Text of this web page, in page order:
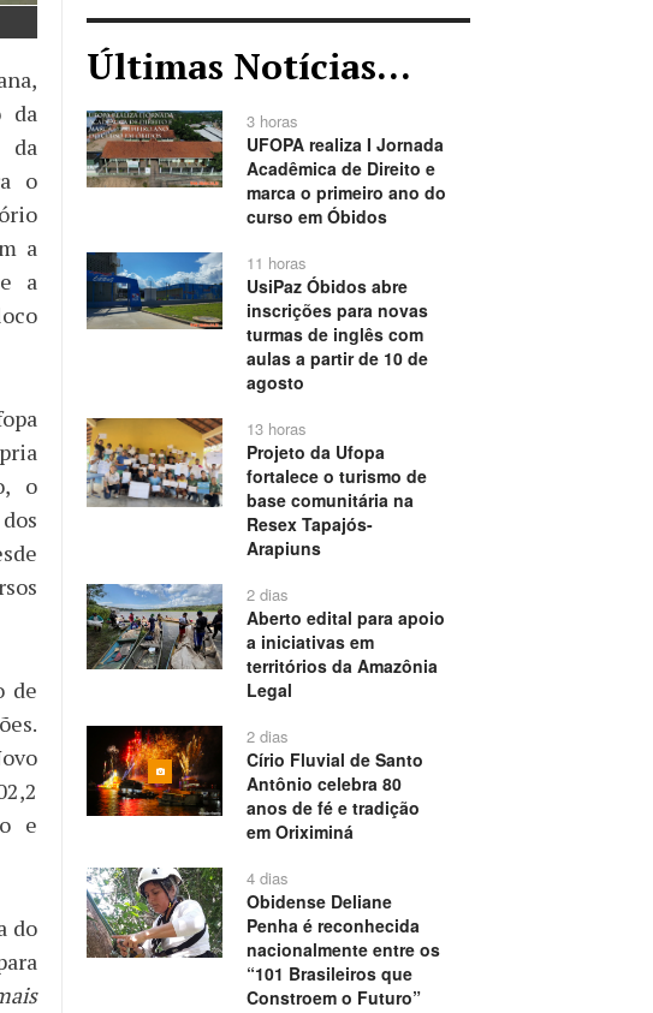
da
da
o
a
a
o
de
e
do
Últimas Notícias...
3 horas
UFOPA realiza I Jornada
Acadêmica de Direito e
marca o primeiro ano do
curso em Óbidos
11 horas
UsiPaz Óbidos abre
inscrições para novas
turmas de inglês com
aulas a partir de 10 de
agosto
13 horas
Projeto da Ufopa
fortalece o turismo de
base comunitária na
Resex Tapajós-
Arapiuns
2 dias
Aberto edital para apoio
a iniciativas em
territórios da Amazônia
Legal
2 dias
Círio Fluvial de Santo
Antônio celebra 80
anos de fé e tradição
em Oriximiná
4 dias
Obidense Deliane
Penha é reconhecida
nacionalmente entre os
“101 Brasileiros que
Constroem o Futuro”